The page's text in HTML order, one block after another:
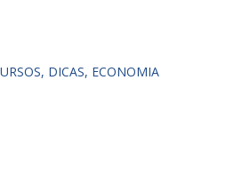
DICAS ECONOMIA